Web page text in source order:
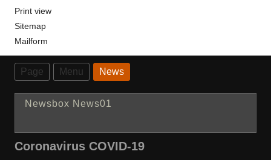
Print view
Sitemap
Mailform
Page Menu News
Newsbox News01
Coronavirus COVID-19